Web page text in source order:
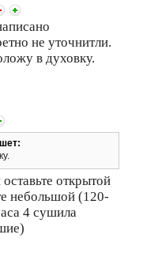
не уточнитли.
в духовку.
открытой
небольшой (120-
4 сушила